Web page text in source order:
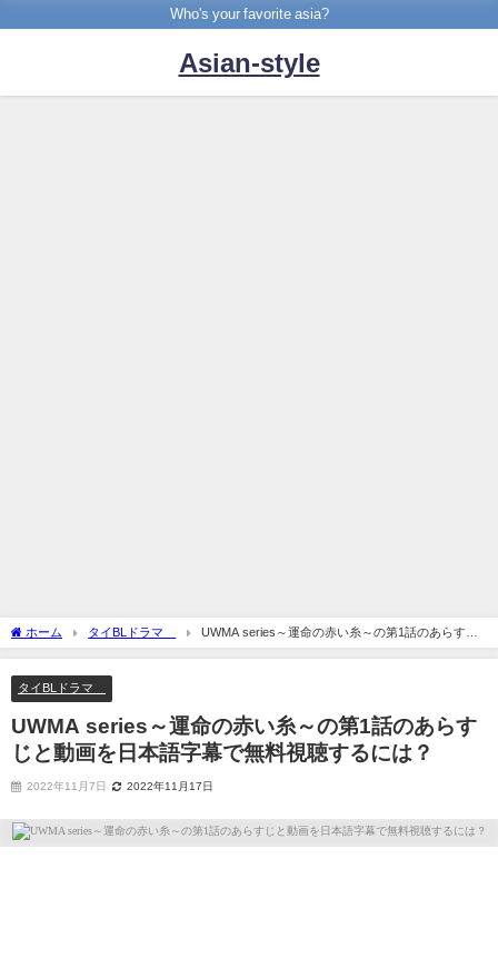
Who's your favorite asia?
Asian-style
ホーム タイBLドラマ
UWMA series～運命の赤い糸～の第1話のあらすじ
と動画を日本語字幕で無料視聴するには？
タイBLドラマ
UWMA series～運命の赤い糸～の第1話のあらす
じと動画を日本語字幕で無料視聴するには？
2022年11月7日 2022年11月17日